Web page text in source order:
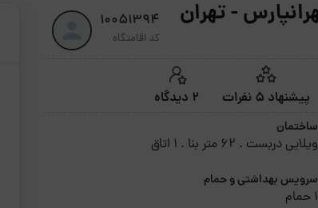
10051394
کد اقامتگاه
پیشنهاد 5 نفرات 2 دیدگاه
ساختمان
ویلایی دربست . 62 متر بنا . 1 اتاق
سرویس بهداشتی و حمام
1 حمام